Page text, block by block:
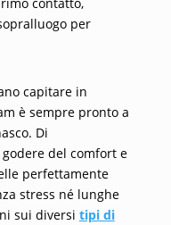
per
capitare in
è sempre pronto a
Di
del comfort e
perfettamente
stress né lunghe
sui diversi tipi di